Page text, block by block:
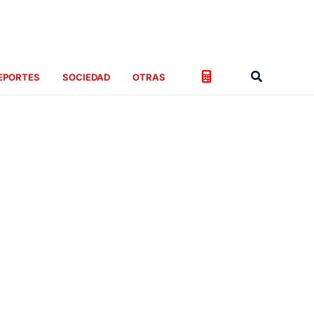
SOCIEDAD OTRAS Buscar